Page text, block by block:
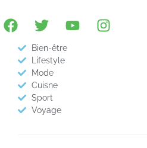
Bien-être
Lifestyle
Mode
Cuisne
Sport
Voyage